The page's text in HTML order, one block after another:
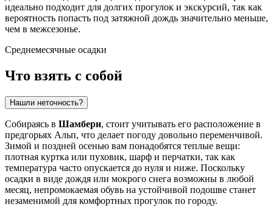
идеально подходит для долгих прогулок и экскурсий, так как
вероятность попасть под затяжной дождь значительно меньше,
чем в межсезонье.
Среднемесячные осадки
Что взять с собой
Нашли неточность?
Собираясь в Шамбери, стоит учитывать его расположение в
предгорьях Альп, что делает погоду довольно переменчивой.
Зимой и поздней осенью вам понадобятся теплые вещи:
плотная куртка или пуховик, шарф и перчатки, так как
температура часто опускается до нуля и ниже. Поскольку
осадки в виде дождя или мокрого снега возможны в любой
месяц, непромокаемая обувь на устойчивой подошве станет
незаменимой для комфортных прогулок по городу.